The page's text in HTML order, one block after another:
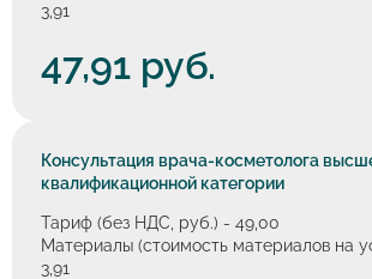
3,91
47,91 руб.
Консультация врача-косметолога
квалификационной категории
Тариф (без НДС, руб.) - 49,00
Материалы (стоимость материалов на
3,91